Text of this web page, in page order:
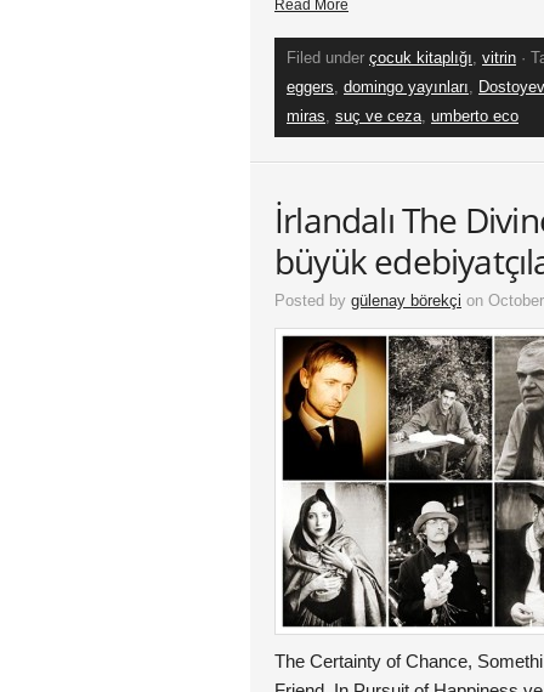
Read More
Filed under çocuk kitaplığı, vitrin ·
eggers, domingo yayınları,
miras, suç ve ceza, umberto eco
İrlandalı The
büyük
Posted by gülenay börekçi on
The Certainty of Chance,